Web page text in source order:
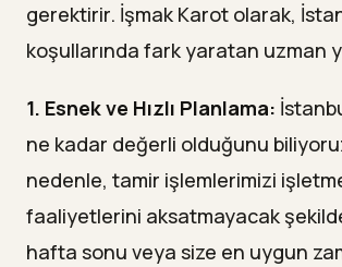
gerektirir. İşmak Karot olarak,
koşullarında fark yaratan uzman
1. Esnek ve Hızlı Planlama:
ne kadar değerli olduğunu
nedenle, tamir işlemlerimizi
faaliyetlerini aksatmayacak
hafta sonu veya size en uygun